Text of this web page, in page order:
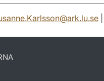
@ark.lu.se|